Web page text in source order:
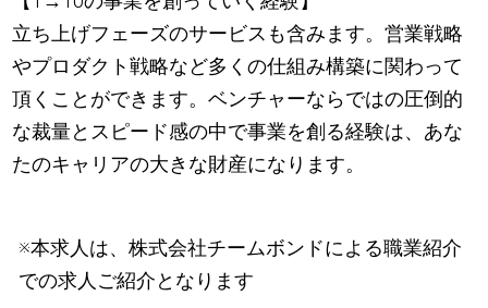
立ち上げフェーズのサービスも含みます。営業戦略
やプロダクト戦略など多くの仕組み構築に関わって
頂くことができます。ベンチャーならではの圧倒的
な裁量とスピード感の中で事業を創る経験は、あな
たのキャリアの大きな財産になります。
※本求人は、株式会社チームボンドによる職業紹介
での求人ご紹介となります